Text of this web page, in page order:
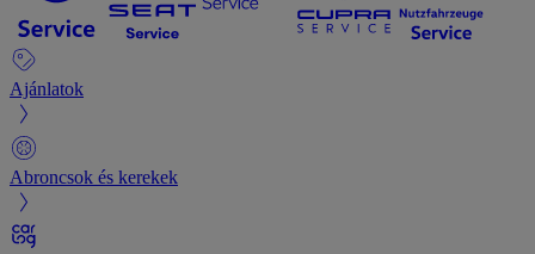
Ajánlatok
Abroncsok és kerekek